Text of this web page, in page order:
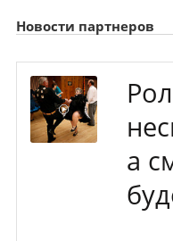
Новости партнеров
а